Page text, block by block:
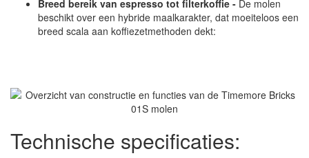
Breed bereik van espresso tot filterkoffie - De molen
beschikt over een hybride maalkarakter, dat moeiteloos een
breed scala aan koffiezetmethoden dekt:
Technische specificaties: